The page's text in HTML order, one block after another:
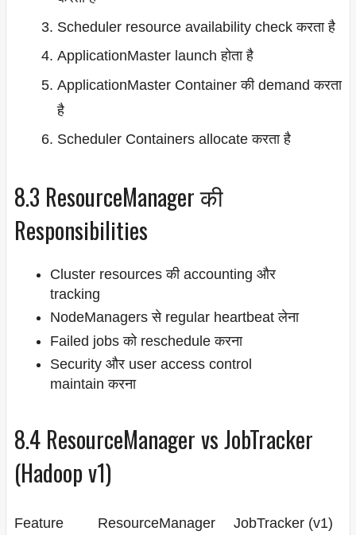
Scheduler resource availability check करता है
ApplicationMaster launch होता है
ApplicationMaster Container की demand करता
है
Scheduler Containers allocate करता है
8.3 ResourceManager की
Responsibilities
Cluster resources की accounting और
tracking
NodeManagers से regular heartbeat लेना
Failed jobs को reschedule करना
Security और user access control
maintain करना
8.4 ResourceManager vs JobTracker
(Hadoop v1)
Feature
ResourceManager
JobTracker (v1)